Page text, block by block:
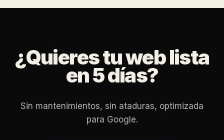
¿Quieres tu web lista
en 5 días?
Sin mantenimientos, sin ataduras, optimizada
para Google.